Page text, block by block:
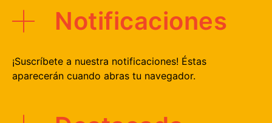
Notificaciones
¡Suscríbete a nuestra notificaciones! Éstas
aparecerán cuando abras tu navegador.